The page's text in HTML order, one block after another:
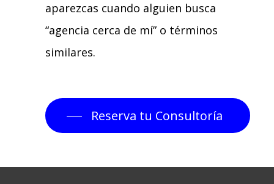
aparezcas cuando alguien busca
“agencia cerca de mí” o términos
similares.
Reserva tu Consultoría